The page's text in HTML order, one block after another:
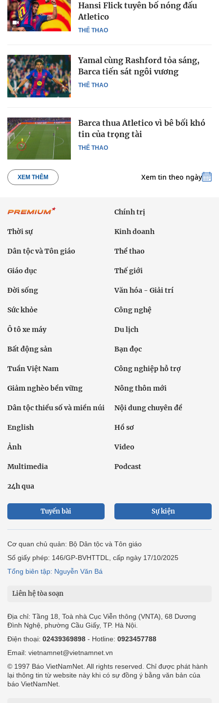
THỂ THAO
Hansi Flick tuyên bố nóng đấu
Atletico
THỂ THAO
Yamal cùng Rashford tỏa sáng,
Barca tiến sát ngôi vương
THỂ THAO
Barca thua Atletico vì bê bối khó
tin của trọng tài
XEM THÊM Xem tin theo ngày
Chính trị
Thời sự Kinh doanh
Dân tộc và Tôn giáo Thể thao
Giáo dục Thế giới
Đời sống Văn hóa - Giải trí
Sức khỏe Công nghệ
Ô tô xe máy Du lịch
Bất động sản Bạn đọc
Tuần Việt Nam Công nghiệp hỗ trợ
Giảm nghèo bền vững Nông thôn mới
Dân tộc thiểu số và miền núi Nội dung chuyên đề
English Hồ sơ
Ảnh Video
Multimedia Podcast
24h qua
Tuyến bài Sự kiện
Cơ quan chủ quản: Bộ Dân tộc và Tôn giáo
Số giấy phép: 146/GP-BVHTTDL, cấp ngày 17/10/2025
Tổng biên tập: Nguyễn Văn Bá
Liên hệ tòa soạn
Địa chỉ: Tầng 18, Toà nhà Cục Viễn thông (VNTA), 68 Dương
Đình Nghệ, phường Cầu Giấy, TP. Hà Nội.
Điện thoại: 02439369898 - Hotline: 0923457788
Email: vietnamnet@vietnamnet.vn
© 1997 Báo VietNamNet. All rights reserved. Chỉ được phát hành
lại thông tin từ website này khi có sự đồng ý bằng văn bản của
báo VietNamNet.